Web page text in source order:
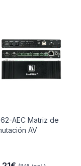
AEC Matriz de
AV